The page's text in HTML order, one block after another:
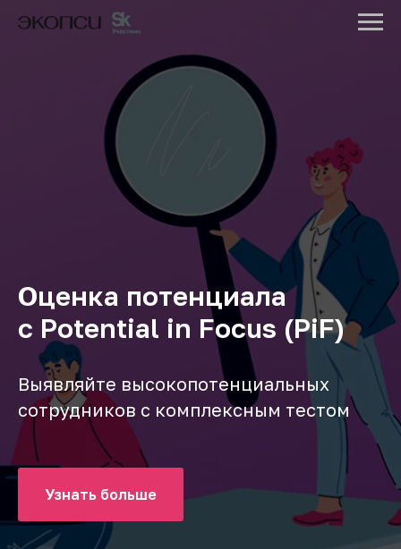
12 лучших книг по оценке
персонала на английском
Эпоха перемен ― отличный момент для
самообразования
Читать статью